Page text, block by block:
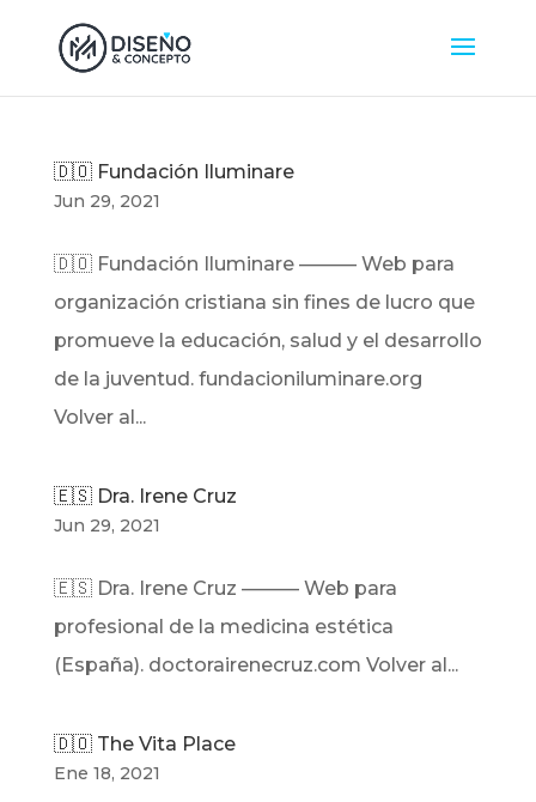
🇩🇴 Fundación Iluminare
Jun 29, 2021
🇩🇴 Fundación Iluminare ——— Web para
organización cristiana sin fines de lucro que
promueve la educación, salud y el desarrollo
de la juventud. fundacioniluminare.org
Volver al...
🇪🇸 Dra. Irene Cruz
Jun 29, 2021
🇪🇸 Dra. Irene Cruz ——— Web para
profesional de la medicina estética
(España). doctorairenecruz.com Volver al...
🇩🇴 The Vita Place
Ene 18, 2021